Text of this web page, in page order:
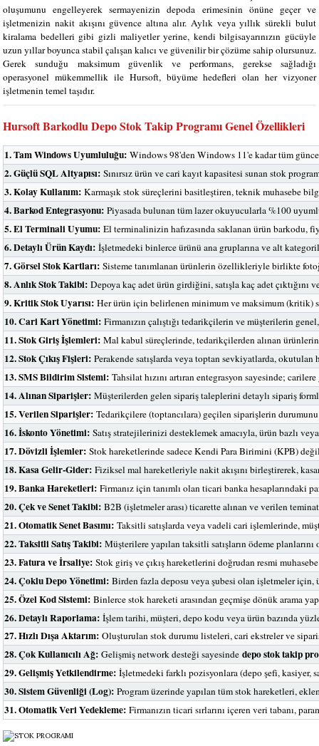
oluşumunu engelleyerek sermayenizin depoda erimesinin önüne geçer ve
işletmenizin nakit akışını güvence altına alır. Aylık veya yıllık sürekli bulut
kiralama bedelleri gibi gizli maliyetler yerine, kendi bilgisayarınızın gücüyle
uzun yıllar boyunca stabil çalışan kalıcı ve güvenilir bir çözüme sahip olursunuz.
Gerek sunduğu maksimum güvenlik ve performans, gerekse sağladığı
operasyonel mükemmellik ile Hursoft, büyüme hedefleri olan her vizyoner
işletmenin temel taşıdır.
Hursoft Barkodlu Depo Stok Takip Programı Genel Özellikleri
1. Tam Windows Uyumluluğu: Windows 98'den Windows 11'e kadar tüm
2. Güçlü SQL Altyapısı: Sınırsız ürün ve cari kayıt kapasitesi sunan stok
3. Kolay Kullanım: Karmaşık stok süreçlerini basitleştiren, teknik muhasebe
4. Barkod Entegrasyonu: Piyasada bulunan tüm lazer okuyucularla %100
5. El Terminali Uyumu: El terminalinizin hafızasında saklanan ürün barkodu,
6. Detaylı Ürün Kaydı: İşletmedeki binlerce ürünü ana gruplarına ve alt
7. Görsel Stok Kartları: Sisteme tanımlanan ürünlerin özellikleriyle birlikte
8. Anlık Stok Takibi: Depoya kaç adet ürün girdiğini, satışla kaç adet çıktığını
9. Kritik Stok Uyarısı: Her ürün için belirlenen minimum ve maksimum (kritik)
10. Cari Kart Yönetimi: Firmanızın çalıştığı tedarikçilerin ve müşterilerin
11. Stok Giriş İşlemleri: Mal kabul süreçlerinde, tedarikçilerden alınan
12. Stok Çıkış Fişleri: Perakende satışlarda veya toptan sevkiyatlarda,
13. SMS Bildirim Sistemi: Tahsilat hızını artıran entegrasyon sayesinde;
14. Alınan Siparişler: Müşterilerden gelen sipariş taleplerini detaylı sipariş
15. Verilen Siparişler: Tedarikçilere (toptancılara) geçilen siparişlerin
16. İskonto Yönetimi: Satış stratejilerinizi desteklemek amacıyla, ürün bazlı
17. Dövizli İşlemler: Stok hareketlerinde sadece Kendi Para Birimini (KPB)
18. Kasa Gelir-Gider: Fiziksel mal hareketleriyle nakit akışını birleştirerek,
19. Banka Hareketleri: Firmanız için tanımlı olan ticari banka hesaplarındaki
20. Çek ve Senet Takibi: B2B (işletmeler arası) ticarette alınan ve verilen
21. Otomatik Senet Basımı: Taksitli satışlarda veya vadeli cari işlemlerinde,
22. Taksitli Satış Takibi: Müşterilere yapılan taksitli satışların ödeme
23. Fatura ve İrsaliye: Stok giriş ve çıkış hareketlerini doğrudan resmi
24. Çoklu Depo Yönetimi: Birden fazla deposu veya şubesi olan işletmeler
25. Özel Kod Sistemi: Binlerce stok hareketi arasından geçmişe dönük arama
26. Detaylı Raporlama: İşlem tarihi, müşteri, depo kodu veya ürün bazında
27. Hızlı Dışa Aktarım: Oluşturulan stok durumu listeleri, cari ekstreler ve
28. Çok Kullanıcılı Ağ: Gelişmiş network desteği sayesinde depo stok takip
29. Gelişmiş Yetkilendirme: İşletmedeki farklı pozisyonlara (depo şefi, kasiyer,
30. Sistem Güvenliği (Log): Program üzerinde yapılan tüm stok hareketleri,
31. Otomatik Veri Yedekleme: Firmanızın ticari sırlarını içeren veri tabanı,